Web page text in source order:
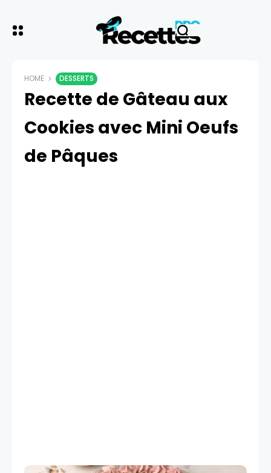
HOME DESSERTS
Recette de Gâteau aux
Cookies avec Mini Oeufs
de Pâques